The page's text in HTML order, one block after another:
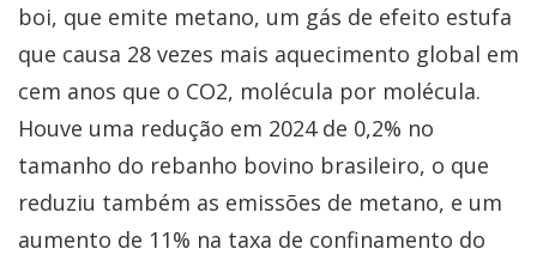
boi, que emite metano, um gás de efeito estufa
que causa 28 vezes mais aquecimento global em
cem anos que o CO2, molécula por molécula.
Houve uma redução em 2024 de 0,2% no
tamanho do rebanho bovino brasileiro, o que
reduziu também as emissões de metano, e um
aumento de 11% na taxa de confinamento do